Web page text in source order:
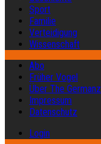
Sport
Familie
Verteidigung
Wissenschaft
Abo
Früher Vogel
Über The Germanz
Impressum
Datenschutz
Login